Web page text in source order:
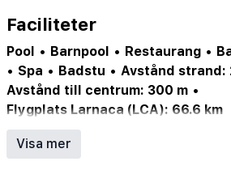
Faciliteter
Pool • Barnpool • Restaurang •
• Spa • Badstu • Avstånd strand:
Avstånd till centrum: 300 m •
Flygplats Larnaca (LCA): 66.6 km
Stopp för transferbuss: 20 m
•Shopping: 300 m
Visa mer